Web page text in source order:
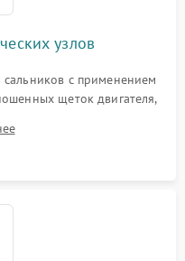
узлов
с применением
щеток двигателя,
манжеты.